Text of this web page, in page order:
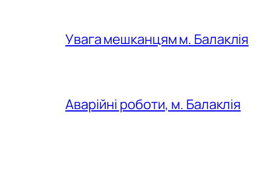
Увага мешканцям м. Балаклія
Аварійні роботи, м. Балаклія